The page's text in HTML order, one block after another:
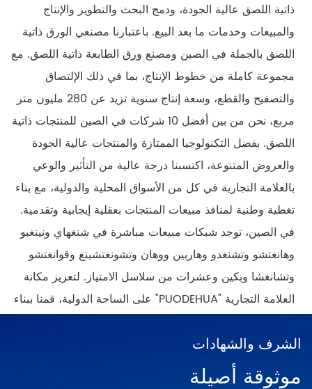
ذاتية اللصق عالية الجودة، ودمج البحث والتطوير والإنتاج
والمبيعات وخدمات ما بعد البيع. باعتبارنا مصنعي الورق ذاتية
اللصق بالجملة في الصين ومصنع ورق الطابعة ذاتية اللصق. مع
مجموعة كاملة من خطوط الإنتاج، بما في ذلك الإلتصاق
والتصفيح والقطع، وسعة إنتاج سنوية تزيد عن 280 مليون متر
مربع، نحن من بين أفضل 10 شركات في الصين للمنتجات ذاتية
اللصق. بفضل التكنولوجيا الممتازة والمنتجات عالية الجودة
والعروض المتنوعة، اكتسبنا درجة عالية من التأثير والوعي
بالعلامة التجارية في كل من الأسواق المحلية والدولية، مع بناء
تغطية وطنية لمنافذ مبيعات المنتجات بعقلية إيجابية وتقدمية.
في الصين، توجد شبكات مبيعات مباشرة في شنغهاي ونينغبو
وهانغتشو وتشنغدو وهاربين ووهان وتشونغتشينغ وقوانغتشو
وتشانغشا وبكين وعشرات من سلاسل الامتياز. لتعزيز مكانة
العلامة التجارية "PUODEHUA" على الساحة الدولية، قمنا ببناء
المتحدة وألمانيا واليابان وكوريا الجنوبية والبرازيل والمكسيك
وروسيا والشرق الأوسط. وما إلى ذلك، وتغطي آسيا، وأوروبا،
الشرف والشهادات
موثوقة أصيلة